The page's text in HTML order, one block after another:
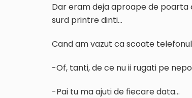
Dar eram deja aproape de poarta
surd printre dinti…
Cand am vazut ca scoate
-Of, tanti, de ce nu ii rugati pe
-Pai tu ma ajuti de fiecare data…